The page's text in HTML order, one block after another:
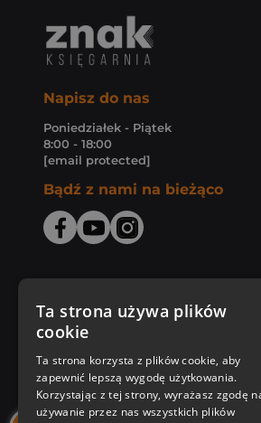
Napisz do nas
Poniedziałek - Piątek
8:00 - 18:00
[email protected]
Bądź z nami na bieżąco
Zakupy u nas
Nasza oferta
Ta strona używa plików
cookie
Ta strona korzysta z plików cookie, aby
zapewnić lepszą wygodę użytkowania.
Korzystając z tej strony, wyrażasz zgodę
używanie przez nas wszystkich plików